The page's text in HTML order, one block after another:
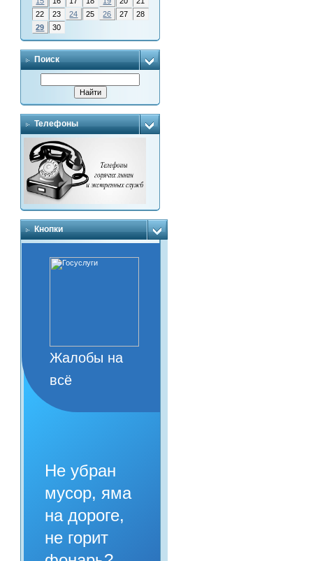
22
23 24 25 26 27
28
29
30
Поиск
Телефоны
Кнопки
Жалобы на
всё
Не убран
мусор, яма
на дороге,
не горит